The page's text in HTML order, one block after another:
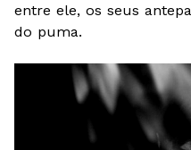
entre ele, os seus
do puma.